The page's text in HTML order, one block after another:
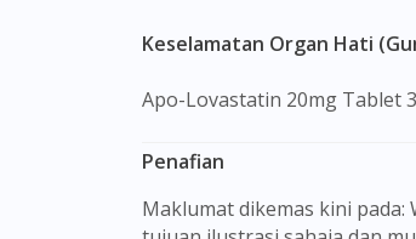
Keselamatan Organ Hati
Apo-Lovastatin 20mg Tablet
Penafian
Maklumat dikemas kini pada: Wed Jul 01 2026 09:51:48 GMT+0000 (Coordinated Universal Time) Gambar barangan yang ditunjukkan hanya untuk